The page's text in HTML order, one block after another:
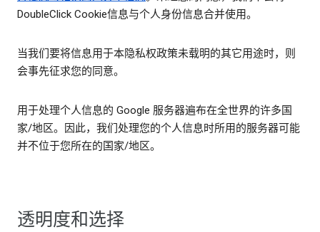
DoubleClick Cookie信息与个人身份信息合并使用。
当我们要将信息用于本隐私权政策未载明的其它用途时，则
会事先征求您的同意。
用于处理个人信息的 Google 服务器遍布在全世界的许多国
家/地区。因此，我们处理您的个人信息时所用的服务器可能
并不位于您所在的国家/地区。
透明度和选择